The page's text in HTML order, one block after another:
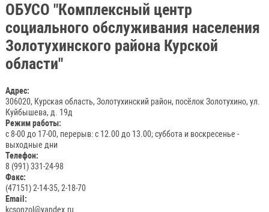
ОБУСО "Комплексный центр
социального обслуживания населения
Золотухинского района Курской
области"
Адрес:
306020, Курская область, Золотухинский район, посёлок Золотухино, ул.
Куйбышева, д. 19д
Режим работы:
с 8-00 до 17-00, перерыв: с 12.00 до 13.00; суббота и воскресенье -
выходные дни
Телефон:
8 (991) 331-24-98
Факс:
(47151) 2-14-35, 2-18-70
Email:
kcsonzol@yandex.ru